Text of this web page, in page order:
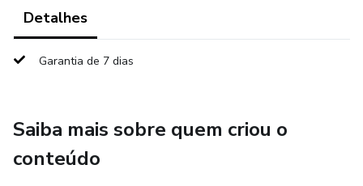
imprimir.
É iniciante e ta com medo? Pois bora se aventurar nessa
CLICA EM GARANTIR MINHA VAGA, e vem que to te
esperando dentro da aula!
Detalhes
Garantia de 7 dias
Saiba mais sobre quem criou o
conteúdo